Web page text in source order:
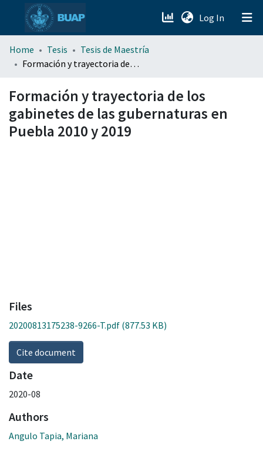
Log In (current)
menu.section.about_menu
Home Tesis
Tesis de Maestría
Formación y trayectoria de los gabinetes de las gubernaturas en Puebla 2010 y 2019
Formación y trayectoria de los
gabinetes de las gubernaturas en
Puebla 2010 y 2019
Files
20200813175238-9266-T.pdf (877.53 KB)
Cite document
Date
2020-08
Authors
Angulo Tapia, Mariana